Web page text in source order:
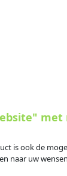
is ook de
naar uw